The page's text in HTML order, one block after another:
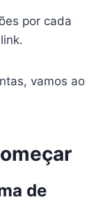
por cada
vamos ao
de